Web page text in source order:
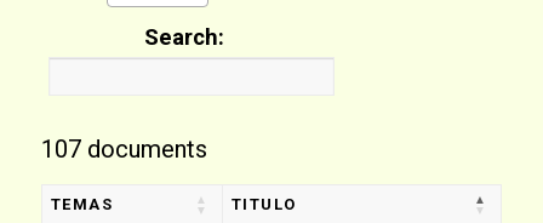
Search:
107 documents
TEMAS TITULO